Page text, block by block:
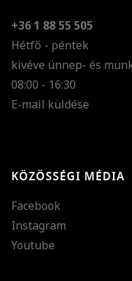
+36 1 88 55 505
Hétfő - péntek
kivéve ünnep- és
08:00 - 16:30
E-mail küldése
KÖZÖSSÉGI MÉDIA
Facebook
Instagram
Youtube